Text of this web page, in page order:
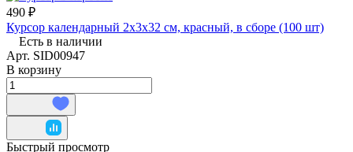
490 ₽
Курсор календарный 2х3х32 см, красный, в сборе (100 шт)
Есть в наличии
Арт. SID00947
В корзину
Быстрый просмотр